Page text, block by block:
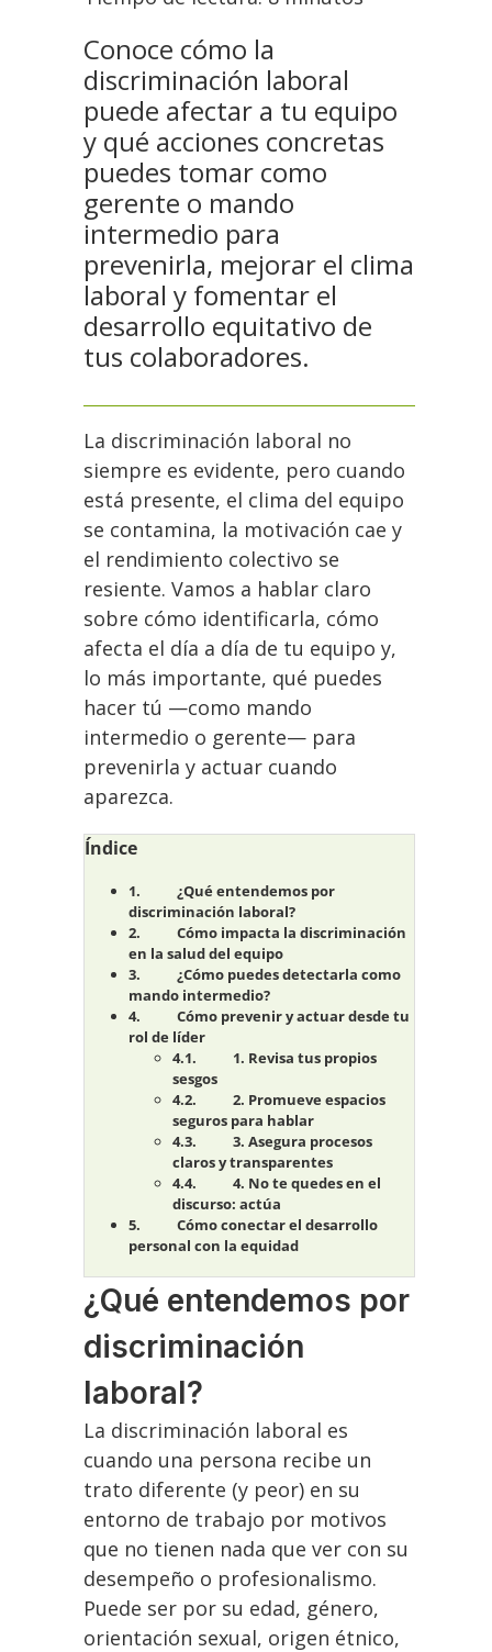
Conoce cómo la
discriminación laboral
puede afectar a tu equipo
y qué acciones concretas
puedes tomar como
gerente o mando
intermedio para
prevenirla, mejorar el clima
laboral y fomentar el
desarrollo equitativo de
tus colaboradores.
La discriminación laboral no
siempre es evidente, pero cuando
está presente, el clima del equipo
se contamina, la motivación cae y
el rendimiento colectivo se
resiente. Vamos a hablar claro
sobre cómo identificarla, cómo
afecta el día a día de tu equipo y,
lo más importante, qué puedes
hacer tú —como mando
intermedio o gerente— para
prevenirla y actuar cuando
aparezca.
Índice
¿Qué entendemos por
discriminación laboral?
Cómo impacta la discriminación
en la salud del equipo
¿Cómo puedes detectarla como
mando intermedio?
Cómo prevenir y actuar desde tu
rol de líder
1. Revisa tus propios
sesgos
2. Promueve espacios
seguros para hablar
3. Asegura procesos
claros y transparentes
4. No te quedes en el
discurso: actúa
Cómo conectar el desarrollo
personal con la equidad
¿Qué entendemos por
discriminación
laboral?
La discriminación laboral es
cuando una persona recibe un
trato diferente (y peor) en su
entorno de trabajo por motivos
que no tienen nada que ver con su
desempeño o profesionalismo.
Puede ser por su edad, género,
orientación sexual, origen étnico,